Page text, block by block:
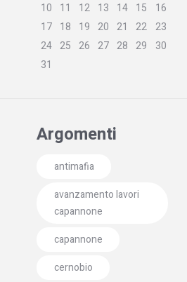
10
11 12 13 14 15
16
17 18 19 20 21 22 23
24 25 26 27 28 29
30
31
Argomenti
antimafia
avanzamento lavori
capannone
capannone
cernobio